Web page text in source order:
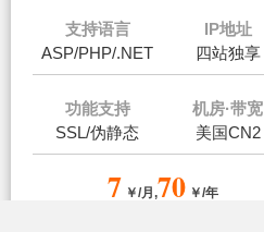
支持语言
ASP/PHP/.NET
IP地址
四站独享
功能支持
SSL/伪静态
机房·带宽
美国CN2
7 ￥/月,70 ￥/年